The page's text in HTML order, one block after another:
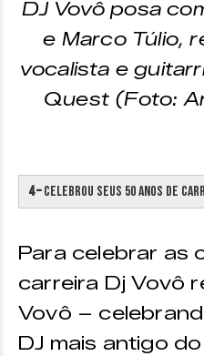
DJ Vovô posa
e Marco Túlio,
vocalista e
Quest (Foto:
4 –Celebrou seus 50 anos de
Para celebrar as
carreira Dj Vovô
Vovô –
DJ mais antigo do